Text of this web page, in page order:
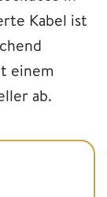
Kabel ist
einem
ab.